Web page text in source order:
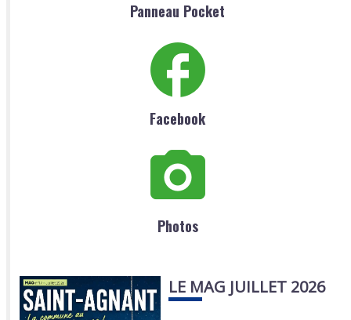
Panneau Pocket
Facebook
Photos
LE MAG JUILLET 2026